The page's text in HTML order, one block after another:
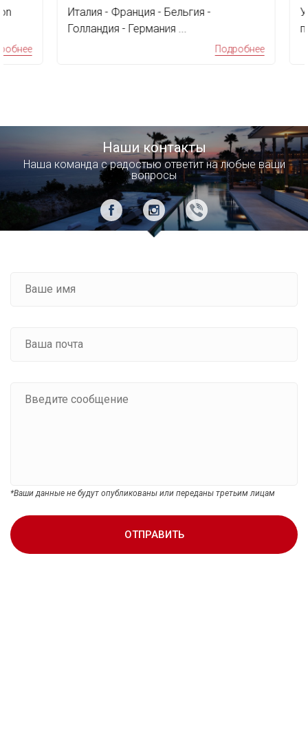
Италия - Франция - Бельгия -
Голландия - Германия ...
Подробнее
Наши контакты
Наша команда с радостью ответит на любые ваши
вопросы
*Ваши данные не будут опубликованы или переданы третьим лицам
ОТПРАВИТЬ